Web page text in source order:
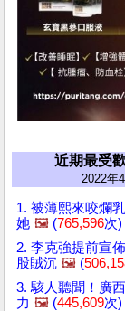
近期最受
2022年
1. 被薄熙來咬爛
她 🖼️ (765,596次)
2. 李克強提前宣
股賊沉 🖼️ (
3. 駭人聽聞！廣
力 🖼️ (445,609次)